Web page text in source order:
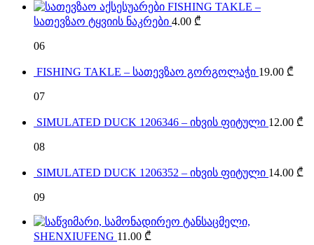
FISHING TAKLE –
სათევზაო ტყვიის ნაკრები 4.00 ₾
06
FISHING TAKLE – სათევზაო გორგოლაჭი 19.00 ₾
07
SIMULATED DUCK 1206346 – იხვის ფიტული 12.00 ₾
08
SIMULATED DUCK 1206352 – იხვის ფიტული 14.00 ₾
09
SHENXIUFENG 11.00 ₾